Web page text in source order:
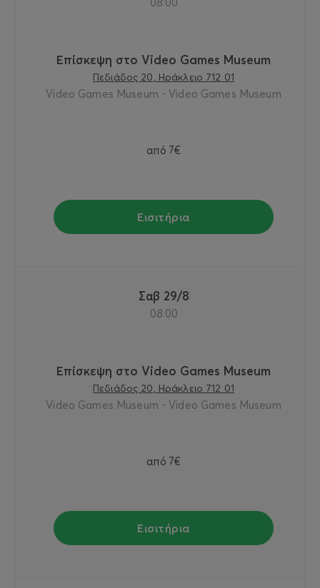
Επίσκεψη στο Video Games Museum
Πεδιάδος 20, Ηράκλειο 712 01
Video Games Museum - Video Games Museum
από 7€
Εισιτήρια
Σαβ 29/8
08:00
Επίσκεψη στο Video Games Museum
Πεδιάδος 20, Ηράκλειο 712 01
Video Games Museum - Video Games Museum
από 7€
Εισιτήρια